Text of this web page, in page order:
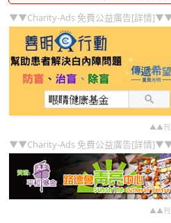
▼▼Charity-Ads 免費公益廣告[詳情
▲▲刊
▼▼Charity-Ads 免費公益廣告[詳情
▲▲刊